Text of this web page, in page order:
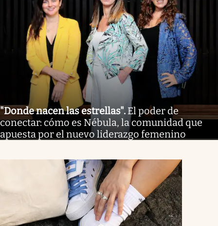
"Donde nacen las estrellas". El poder de
conectar: cómo es Nébula, la comunidad que
apuesta por el nuevo liderazgo femenino